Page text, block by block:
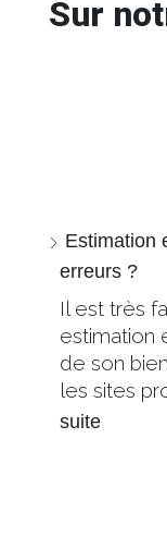
Sur
Estimation
erreurs ?
Il est très
estimation
de son
les sites
suite